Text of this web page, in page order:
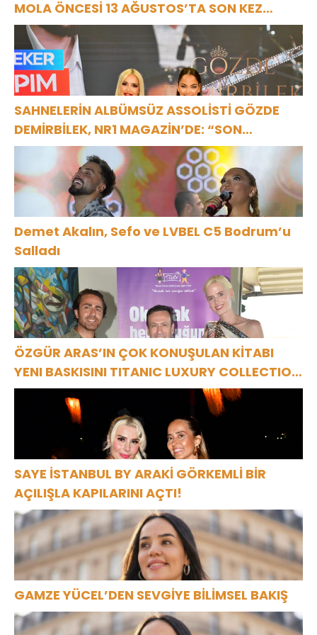
MOLA ÖNCESİ 13 AĞUSTOS’TA SON KEZ
HARBİYE’DE OLACAK!
SAHNELERİN ALBÜMSÜZ ASSOLİSTİ GÖZDE
DEMİRBİLEK, NR1 MAGAZİN’DE: “SON
ASSOLİST OLARAK VAR OLACAĞIM!”
Demet Akalın, Sefo ve LVBEL C5 Bodrum’u
Salladı
ÖZGÜR ARAS’IN ÇOK KONUŞULAN KİTABI
YENI BASKISINI TITANIC LUXURY COLLECTION
BODRUM’DA KUTLADI
SAYE İSTANBUL BY ARAKİ GÖRKEMLİ BİR
AÇILIŞLA KAPILARINI AÇTI!
GAMZE YÜCEL’DEN SEVGİYE BİLİMSEL BAKIŞ